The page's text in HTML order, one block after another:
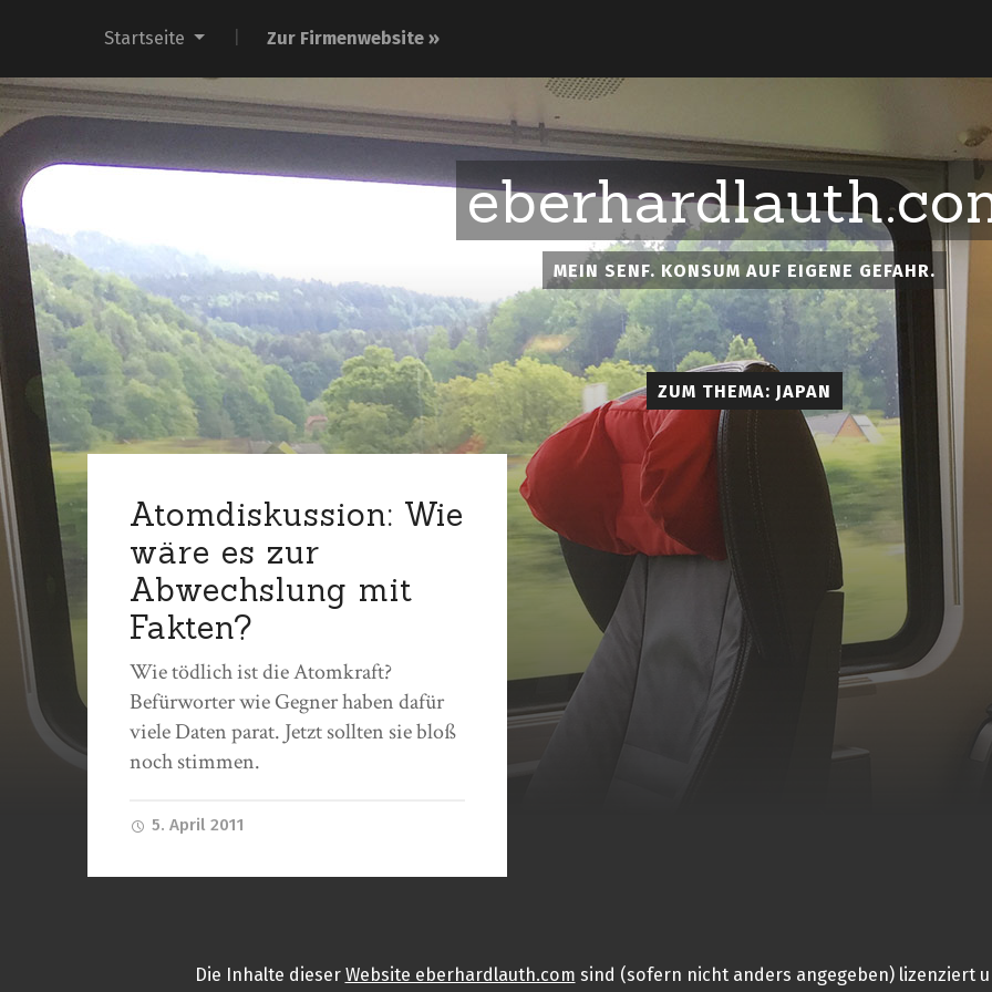
Startseite Zur Firmenwebsite »
MEIN SENF. KONSUM AUF EIGENE GEFAHR.
ZUM THEMA: JAPAN
Atomdiskussion: Wie
wäre es zur
Abwechslung mit
Fakten?
Wie tödlich ist die Atomkraft?
Befürworter wie Gegner haben dafür
viele Daten parat. Jetzt sollten sie bloß
noch stimmen.
5. April 2011
Die Inhalte dieser Website eberhardlauth.com sind (sofern nicht anders angegeben) lizenziert